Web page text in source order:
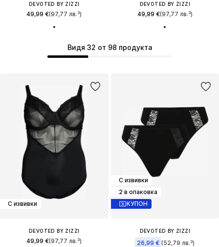
Видя 32 от 98 продукта
DEVOTED BY ZIZZI
49,99 €(97,77 лв.³)
DEVOTED BY ZIZZI
49,99 €(97,77 лв.³)
С извивки
DEVOTED BY ZIZZI
49,99 €(97,77 лв.³)
С извивки
2 в опаковка
КУПОН
DEVOTED BY ZIZZI
26,99 € (52,79 лв.³)